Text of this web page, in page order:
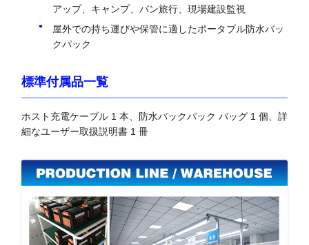
アップ、キャンプ、バン旅行、現場建設監視
屋外での持ち運びや保管に適したポータブル防水バッ
クパック
標準付属品一覧
ホスト充電ケーブル 1 本、防水バックパック バッグ 1 個、詳
細なユーザー取扱説明書 1 冊